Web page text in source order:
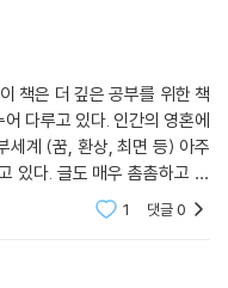
책은 더 깊은 공부를 위한 책
다루고 있다. 인간의 영혼에
세계 (꿈, 환상, 최면 등) 아주
있다. 글도 매우 촘촘하고 빈
분. 추천합니다. 1 댓글0